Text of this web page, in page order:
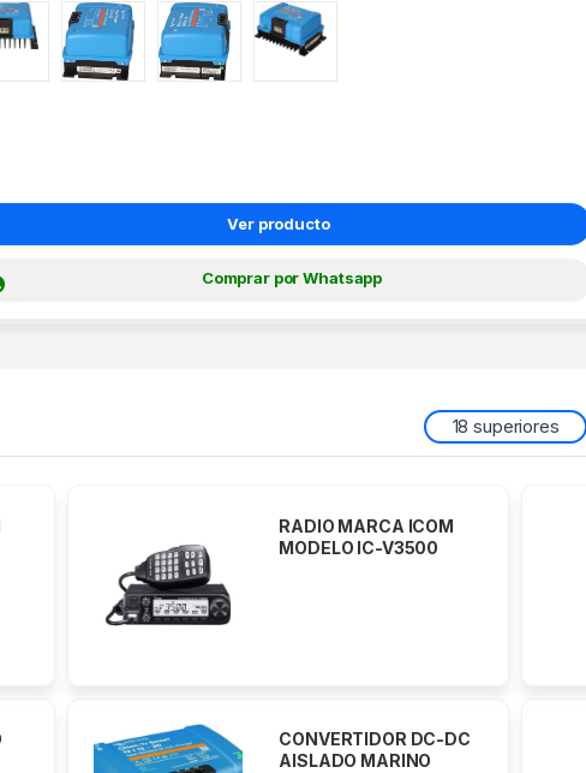
Ver producto
Comprar por Whatsapp
18 superiores
ANTENA GPS GNSS
MARCA ONWA MODELO
RADAR MARCA ONWA
MODELO KR-1008